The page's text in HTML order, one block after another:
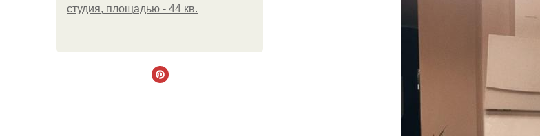
студия, площадью - 44 кв.